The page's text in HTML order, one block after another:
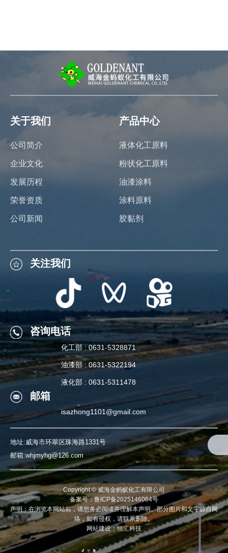
关注我们
咨询电话
化工部 : 0631-5328871
油漆部 : 0631-5322194
液化部 : 0631-5311478
关于我们
公司简介
企业文化
发展历程
荣誉资质
公司新闻
产品中心
液体化工原料
粉状化工原料
油漆涂料
涂料原料
胶黏剂
关注我们
咨询电话
化工部 : 0631-5328871
油漆部 : 0631-5322194
液化部 : 0631-5311478
邮箱
isazhong1101@gmail.com
地址:威海市环翠区珠海路1331号
邮箱:whjmyhg@126.com
Copyright ©威海金蚂蚁化工有限公司
备案号：鲁ICP备2025146064号
声明：在浏览本网站前，请您务必阅读并理解本声明。部分图片和文字源自网
络，如有侵权，请联系删除。
网站建设：恒汇科技